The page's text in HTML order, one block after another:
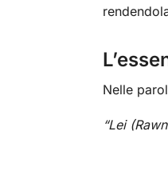
Nelle
“Lei